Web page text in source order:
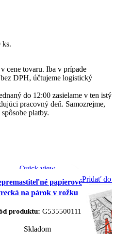
ks.
cene tovaru. Iba v prípade
DPH, účtujeme logistický
do 12:00 zasielame v ten istý
pracovný deň. Samozrejme,
platby.
Quick view
Pridať do obľúbených
produktov
papierové
na párok v rožku
produktu: G535500111
Skladom
Pridať do